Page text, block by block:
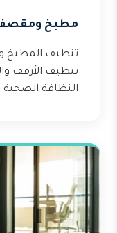
مطبخ
تنظيف المطبخ
تنظيف الأرفف
النظافة الصحية